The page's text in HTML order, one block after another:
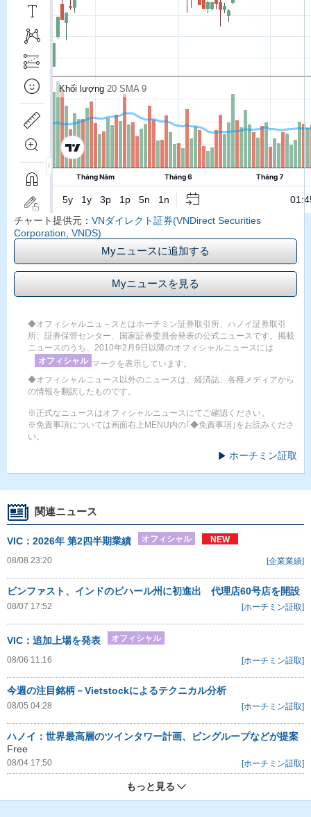
チャート提供元： VNダイレクト証券(VNDirect Securities
Corporation, VNDS)
Myニュースに追加する
Myニュースを見る
◆オフィシャルニュ－スとはホーチミン証券取引所、ハノイ証券取引
所、証券保管センター、国家証券委員会発表の公式ニュースです。掲載
ニュースのうち、2010年2月9日以降のオフィシャルニュースには
オフィシャル マークを表示しています。
◆オフィシャルニュース以外のニュースは、経済誌、各種メディアから
の情報を翻訳したものです。
※正式なニュースはオフィシャルニュースにてご確認ください。
※免責事項については画面右上MENU内の｢◆免責事項｣をお読みくださ
い。
ホーチミン証取
関連ニュース
VIC：2026年 第2四半期業績 オフィシャル NEW
08/08 23:20 [企業業績]
ビンファスト、インドのビハール州に初進出 代理店60号店を開設
08/07 17:52 [ホーチミン証取]
VIC：追加上場を発表 オフィシャル
08/06 11:16 [ホーチミン証取]
今週の注目銘柄－Vietstockによるテクニカル分析
08/05 04:28 [ホーチミン証取]
ハノイ：世界最高層のツインタワー計画、ビングループなどが提案
Free
08/04 17:50 [ホーチミン証取]
もっと見る